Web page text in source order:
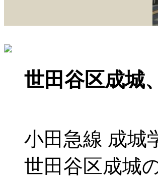
世田谷区成城
小田急線 成城
世田谷区成城